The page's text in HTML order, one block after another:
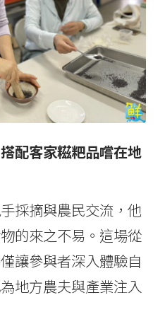
配客家糍粑品嚐在地
採摘與農民交流，他
的來之不易。這場從
讓參與者深入體驗自
地方農夫與產業注入